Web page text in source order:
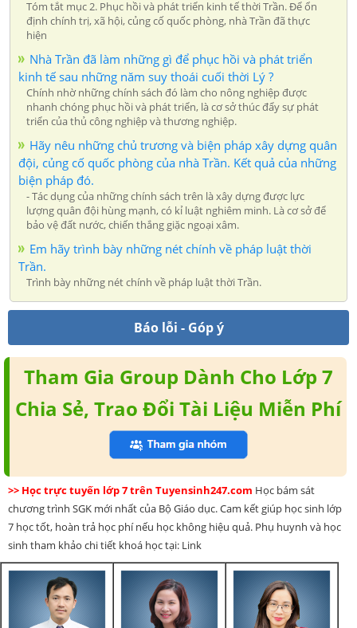
Tóm tắt mục 2. Phục hồi và phát triển kinh tế thời Trần. Để ổn
định chính trị, xã hội, củng cố quốc phòng, nhà Trần đã thực
hiện
Nhà Trần đã làm những gì để phục hồi và phát triển
kinh tế sau những năm suy thoái cuối thời Lý ?
Chính nhờ những chính sách đó làm cho nông nghiệp được
nhanh chóng phục hồi và phát triển, là cơ sở thúc đẩy sự phát
triển của thủ công nghiệp và thương nghiệp.
Hãy nêu những chủ trương và biện pháp xây dựng quân
đội, củng cố quốc phòng của nhà Trần. Kết quả của những
biện pháp đó.
- Tác dụng của những chính sách trên là xây dựng được lực
lượng quân đội hùng mạnh, có kỉ luật nghiêm minh. Là cơ sở để
bảo vệ đất nước, chiến thắng giặc ngoại xâm.
Em hãy trình bày những nét chính về pháp luật thời
Trần.
Trình bày những nét chính về pháp luật thời Trần.
Báo lỗi - Góp ý
Tham Gia Group Dành Cho Lớp 7
Chia Sẻ, Trao Đổi Tài Liệu Miễn Phí
>> Học trực tuyến lớp 7 trên Tuyensinh247.com Học bám sát
chương trình SGK mới nhất của Bộ Giáo dục. Cam kết giúp học sinh lớp
7 học tốt, hoàn trả học phí nếu học không hiệu quả. Phụ huynh và học
sinh tham khảo chi tiết khoá học tại: Link